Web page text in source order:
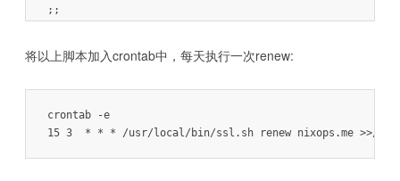
;;
for domain in `$lego_bin  --path=$save_path list -n`
;;
将以上脚本加入crontab中，每天执行一次renew:
crontab -e